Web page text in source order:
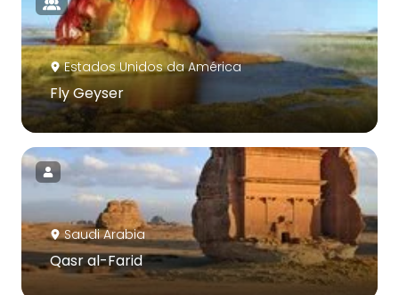
Estados Unidos da América
Fly Geyser
Saudi Arabia
Qasr al-Farid